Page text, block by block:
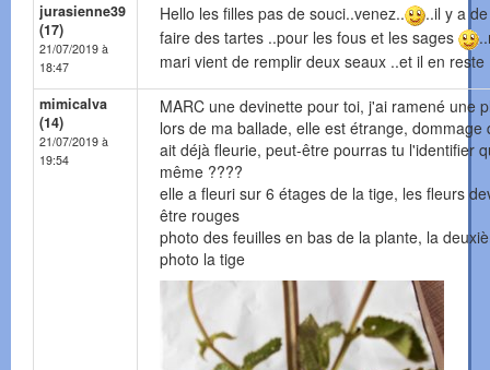
jurasienne39
(17)
21/07/2019 à
18:47
Hello les filles pas de souci..venez..
..il y a
faire des tartes ..pour les fous et les sages
mari vient de remplir deux seaux ..et il en reste
mimicalva
(14)
21/07/2019 à
19:54
MARC une devinette pour toi, j'ai ramené une
lors de ma ballade, elle est étrange, dommage
ait déjà fleurie, peut-être pourras tu l'identifier
même ????
elle a fleuri sur 6 étages de la tige, les fleurs
être rouges
photo des feuilles en bas de la plante, la
photo la tige